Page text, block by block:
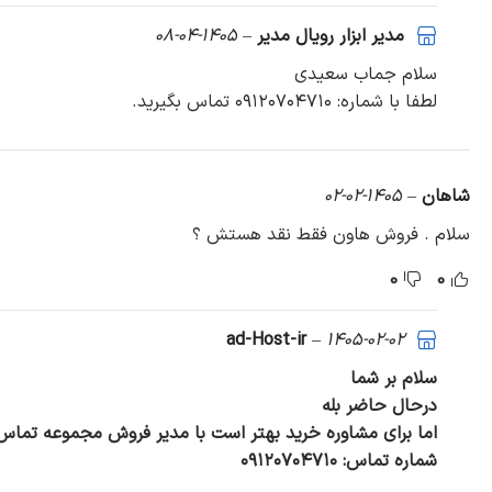
مدیر ابزار رویال مدیر –
1405-04-08
سلام جماب سعیدی
لطفا با شماره: ۰۹۱۲۰۷۰۴۷۱۰ تماس بگیرید.
شاهان –
1405-02-02
سلام . فروش هاون فقط نقد هستش ؟
0
0
ad-Host-ir
– 1405-02-02
سلام بر شما
درحال حاضر بله
اما برای مشاوره خرید بهتر است با مدیر فروش مجموعه
شماره تماس: ۰۹۱۲۰۷۰۴۷۱۰